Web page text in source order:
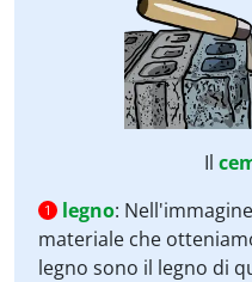
Il
1 legno:
materiale che
legno sono il legno di